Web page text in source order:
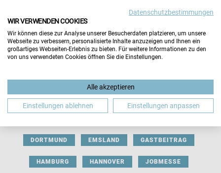
BERUFLICHE ORIENTIERUNG BEWERBUNG
DORTMUND EMSLAND GASTBEITRAG
HAMBURG HANNOVER JOBMESSE
Datenschutzbestimmungen
WIR VERWENDEN COOKIES
Wir können diese zur Analyse unserer Besucherdaten platzieren, um unsere
Webseite zu verbessern, personalisierte Inhalte anzuzeigen und Ihnen ein
großartiges Webseiten-Erlebnis zu bieten. Für weitere Informationen zu den
von uns verwendeten Cookies öffnen Sie die Einstellungen.
Alle akzeptieren
Einstellungen ablehnen Einstellungen anpassen